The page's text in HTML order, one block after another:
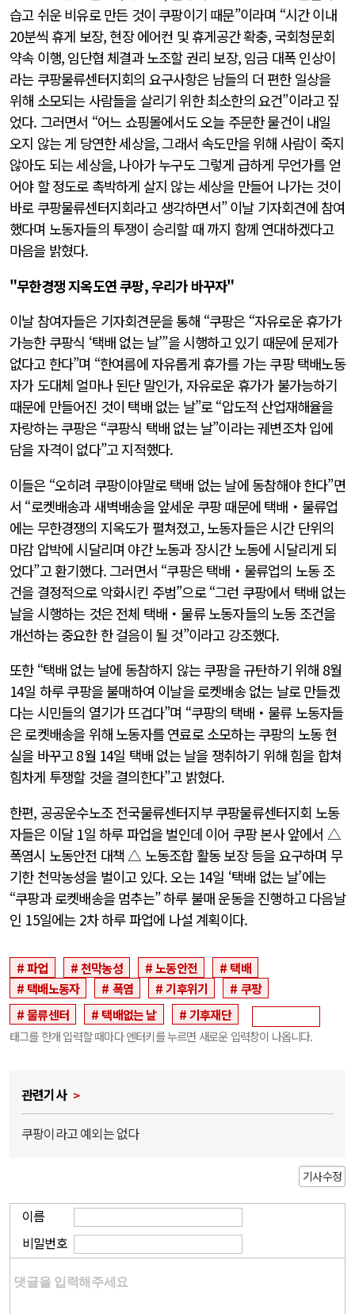
습고 쉬운 비유로 만든 것이 쿠팡이기 때문”이라며 “시간 이내
20분씩 휴게 보장, 현장 에어컨 및 휴게공간 확충, 국회청문회
약속 이행, 임단협 체결과 노조할 권리 보장, 임금 대폭 인상이
라는 쿠팡물류센터지회의 요구사항은 남들의 더 편한 일상을
위해 소모되는 사람들을 살리기 위한 최소한의 요건”이라고 짚
었다. 그러면서 “어느 쇼핑몰에서도 오늘 주문한 물건이 내일
오지 않는 게 당연한 세상을, 그래서 속도만을 위해 사람이 죽지
않아도 되는 세상을, 나아가 누구도 그렇게 급하게 무언가를 얻
어야 할 정도로 촉박하게 살지 않는 세상을 만들어 나가는 것이
바로 쿠팡물류센터지회라고 생각하면서” 이날 기자회견에 참여
했다며 노동자들의 투쟁이 승리할 때 까지 함께 연대하겠다고
마음을 밝혔다.
"무한경쟁 지옥도연 쿠팡, 우리가 바꾸자"
이날 참여자들은 기자회견문을 통해 “쿠팡은 “자유로운 휴가가
가능한 쿠팡식 ‘택배 없는 날’”을 시행하고 있기 때문에 문제가
없다고 한다”며 “한여름에 자유롭게 휴가를 가는 쿠팡 택배노동
자가 도대체 얼마나 된단 말인가, 자유로운 휴가가 불가능하기
때문에 만들어진 것이 택배 없는 날”로 “압도적 산업재해율을
자랑하는 쿠팡은 “쿠팡식 택배 없는 날”이라는 궤변조차 입에
담을 자격이 없다”고 지적했다.
이들은 “오히려 쿠팡이야말로 택배 없는 날에 동참해야 한다”면
서 “로켓배송과 새벽배송을 앞세운 쿠팡 때문에 택배‧물류업
에는 무한경쟁의 지옥도가 펼쳐졌고, 노동자들은 시간 단위의
마감 압박에 시달리며 야간 노동과 장시간 노동에 시달리게 되
었다”고 환기했다. 그러면서 “쿠팡은 택배‧물류업의 노동 조
건을 결정적으로 악화시킨 주범”으로 “그런 쿠팡에서 택배 없는
날을 시행하는 것은 전체 택배‧물류 노동자들의 노동 조건을
개선하는 중요한 한 걸음이 될 것”이라고 강조했다.
또한 “택배 없는 날에 동참하지 않는 쿠팡을 규탄하기 위해 8월
14일 하루 쿠팡을 불매하여 이날을 로켓배송 없는 날로 만들겠
다는 시민들의 열기가 뜨겁다”며 “쿠팡의 택배‧물류 노동자들
은 로켓배송을 위해 노동자를 연료로 소모하는 쿠팡의 노동 현
실을 바꾸고 8월 14일 택배 없는 날을 쟁취하기 위해 힘을 합쳐
힘차게 투쟁할 것을 결의한다”고 밝혔다.
한편, 공공운수노조 전국물류센터지부 쿠팡물류센터지회 노동
자들은 이달 1일 하루 파업을 벌인데 이어 쿠팡 본사 앞에서 △
폭염시 노동안전 대책 △ 노동조합 활동 보장 등을 요구하며 무
기한 천막농성을 벌이고 있다. 오는 14일 ‘택배 없는 날’에는
“쿠팡과 로켓배송을 멈추는” 하루 불매 운동을 진행하고 다음날
인 15일에는 2차 하루 파업에 나설 계획이다.
파업 천막농성 노동안전
택배
택배노동자
폭염 기후위기
쿠팡
물류센터
택배없는 날 기후재단
태그를 한개 입력할 때마다 엔터키를 누르면 새로운 입력창이 나옵니다.
관련기사
쿠팡이라고 예외는 없다
기사수정
이름
비밀번호